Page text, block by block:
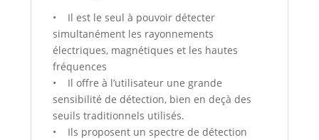
• Il est le seul à pouvoir détecter
simultanément les rayonnements
électriques, magnétiques et les hautes
fréquences
• Il offre à l’utilisateur une grande
sensibilité de détection, bien en deçà des
seuils traditionnels utilisés.
• Ils proposent un spectre de détection